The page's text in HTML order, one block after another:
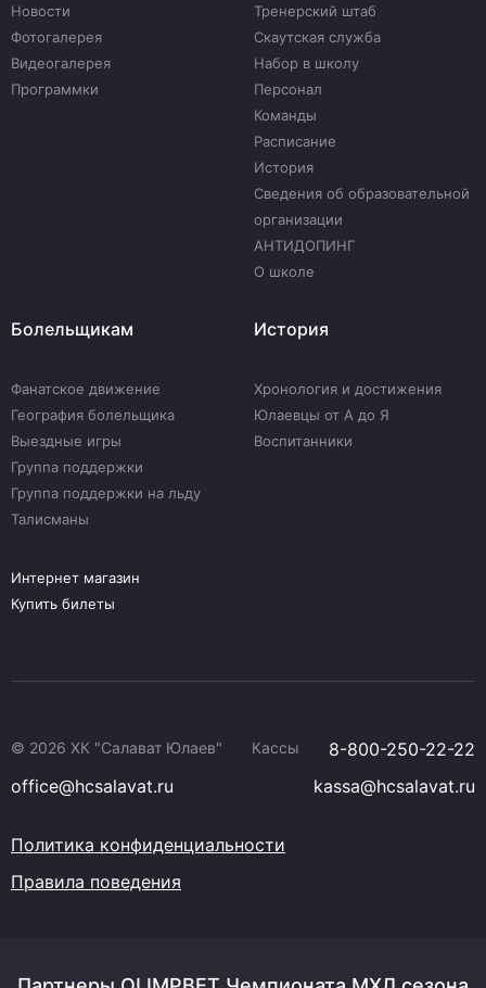
Новости
Фотогалерея
Видеогалерея
Программки
Тренерский штаб
Скаутская служба
Набор в школу
Персонал
Команды
Расписание
История
Сведения об образовательной
организации
АНТИДОПИНГ
О школе
Болельщикам
Фанатское движение
География болельщика
Выездные игры
Группа поддержки
Группа поддержки на льду
Талисманы
История
Хронология и достижения
Юлаевцы от А до Я
Воспитанники
Интернет магазин
Купить билеты
© 2026 ХК "Салават Юлаев" Кассы
8-800-250-22-22
office@hcsalavat.ru
kassa@hcsalavat.ru
Политика конфиденциальности
Правила поведения